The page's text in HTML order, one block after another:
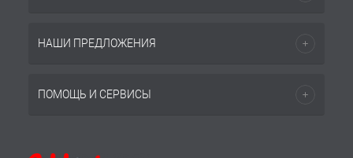
НАШИ ПРЕДЛОЖЕНИЯ
ПОМОЩЬ И СЕРВИСЫ